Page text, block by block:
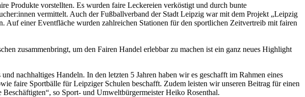
Produkte vorstellten. Es wurden faire Leckereien verköstigt und durch bunte
vermittelt. Auch der Fußballverband der Stadt Leipzig war mit dem Projekt „Leipzig
einer Eventfläche wurden zahlreichen Stationen für den sportlichen Zeitvertreib mit fairen
zusammenbringt, um den Fairen Handel erlebbar zu machen ist ein ganz neues Highlight
nachhaltiges Handeln. In den letzten 5 Jahren haben wir es geschafft im Rahmen eines
faire Sportbälle für Leipziger Schulen beschafft. Zudem leisten wir unseren Beitrag für einen
so Sport- und Umweltbürgermeister Heiko Rosenthal.